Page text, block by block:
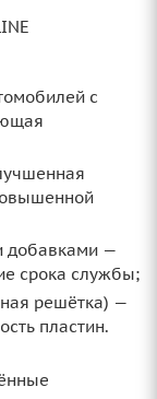
с
добавками —
срока службы;
решётка) —
пластин.